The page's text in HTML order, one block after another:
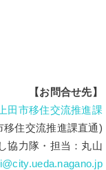
【お問合せ先】
上田市移住交流推進課
移住交流推進課直通)
協力隊・担当：丸山
o.jp